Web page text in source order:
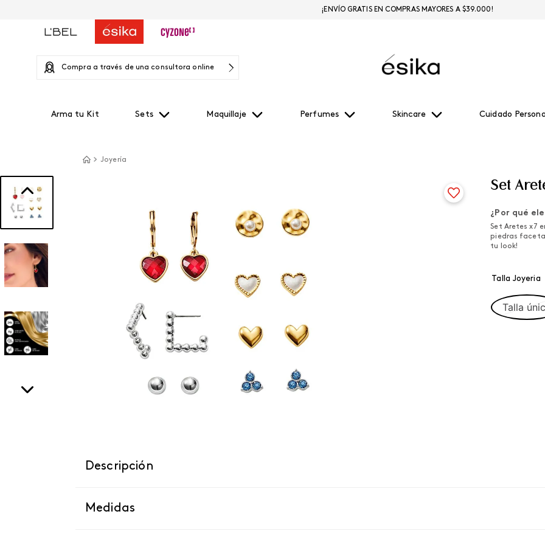
Compra a través de una consultora online
Arma tu Kit Sets Maquillaje Perfumes Skincare Cuidado
¡ENVÍO GRATIS EN COMPRAS MAYORES A $39.000!
Joyería
Set
¿Por qué
Set Aretes x7
piedras
tu look!
Talla Joyeria
Talla
Descripción
Medidas